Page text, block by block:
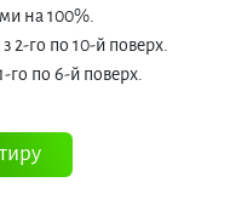
на 100%.
2-го по 10-й поверх.
го по 6-й поверх.